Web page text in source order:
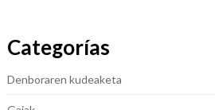
Categorías
Denboraren kudeaketa